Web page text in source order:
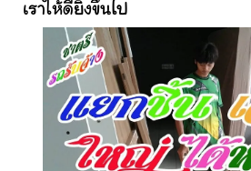
เราให้ดียิ่งขึ้นไป